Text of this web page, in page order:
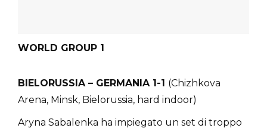
WORLD GROUP 1
BIELORUSSIA – GERMANIA 1-1 (Chizhkova
Arena, Minsk, Bielorussia, hard indoor)
Aryna Sabalenka ha impiegato un set di troppo